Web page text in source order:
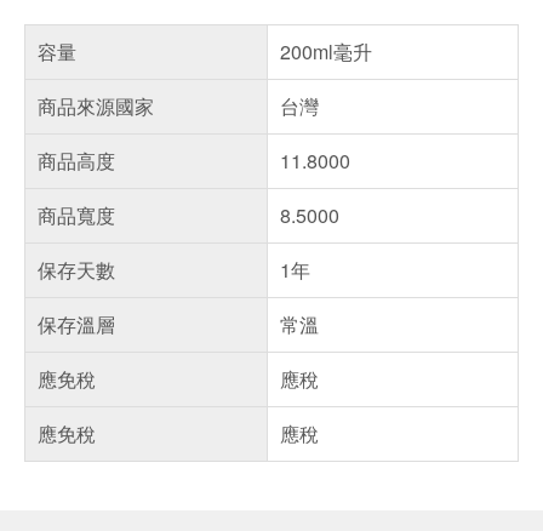
容量
200ml毫升
商品來源國家
台灣
商品高度
11.8000
商品寬度
8.5000
保存天數
1年
保存溫層
常溫
應免稅
應稅
應免稅
應稅